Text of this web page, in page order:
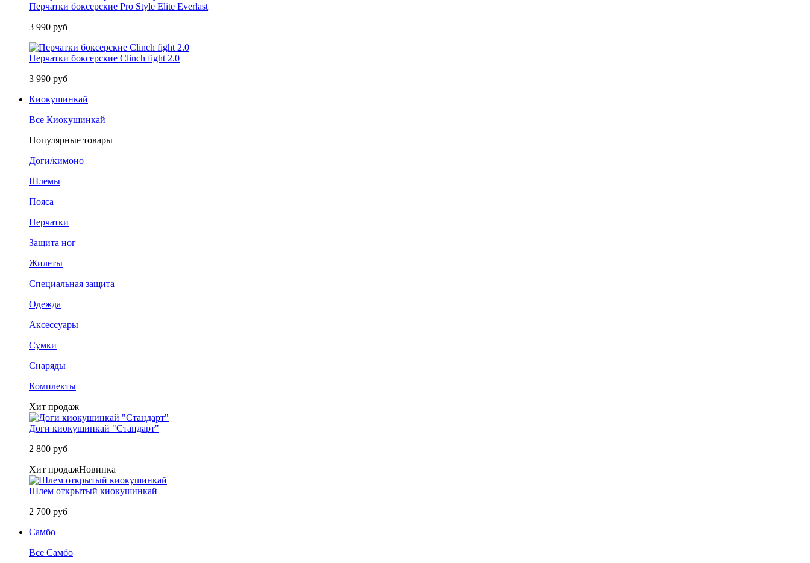
Перчатки боксерские Pro Style Elite Everlast
3 990 руб
Перчатки боксерские Clinch fight 2.0
3 990 руб
Киокушинкай
Все Киокушинкай
Популярные товары
Доги/кимоно
Шлемы
Пояса
Перчатки
Защита ног
Жилеты
Специальная защита
Одежда
Аксессуары
Сумки
Снаряды
Комплекты
Хит продаж
Доги киокушинкай "Стандарт"
2 800 руб
Хит продажНовинка
Шлем открытый киокушинкай
2 700 руб
Самбо
Все Самбо